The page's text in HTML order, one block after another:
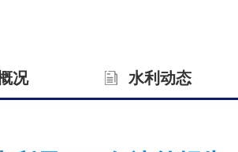
况 水利动态